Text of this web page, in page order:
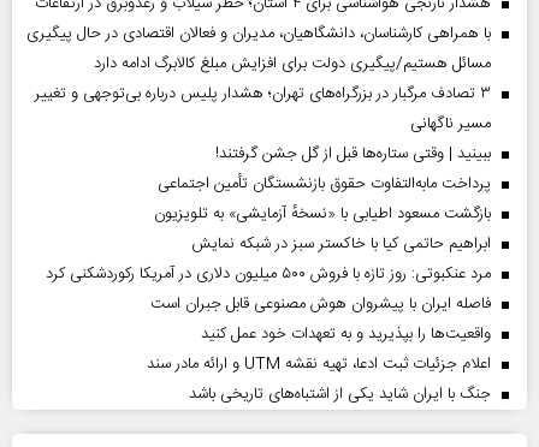
با همراهی کارشناسان، دانشگاهیان، مدیران و فعالان اقتصادی در حال پیگیری
مسائل هستیم/پیگیری دولت برای افزایش مبلغ کالابرگ ادامه دارد
۳ تصادف مرگبار در بزرگراه‌های تهران؛ هشدار پلیس درباره بی‌توجهی و تغییر
مسیر ناگهانی
ببینید | وقتی ستاره‌ها قبل از گل جشن گرفتند!
پرداخت مابه‌التفاوت حقوق بازنشستگان تأمین اجتماعی
بازگشت مسعود اطیابی با «نسخهٔ آزمایشی» به تلویزیون
ابراهیم حاتمی کیا با خاکستر سبز در شبکه نمایش
مرد عنکبوتی: روز تازه با فروش ۵۰۰ میلیون دلاری در آمریکا رکوردشکنی کرد
فاصله ایران با پیشرو‌ان هوش مصنوعی قابل جبران است
واقعیت‌ها را بپذیرید و به تعهدات خود عمل کنید
اعلام جزئیات ثبت ادعا، تهیه نقشه UTM و ارائه مادر سند
جنگ با ایران شاید یکی از اشتباه‌های تاریخی باشد